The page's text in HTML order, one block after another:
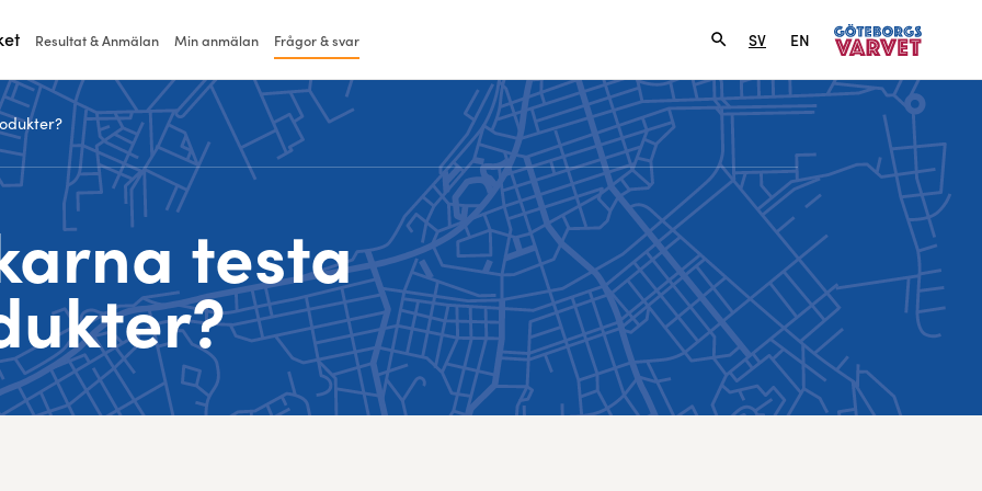
Resultat & Anmälan Min anmälan Frågor & svar SV EN
testa